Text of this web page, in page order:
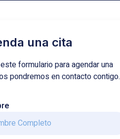
una cita
formulario para agendar una
pondremos en contacto contigo.